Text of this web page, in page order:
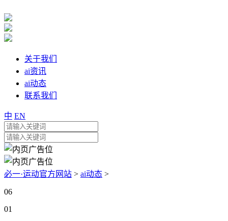
关于我们
ai资讯
ai动态
联系我们
中 EN
必一·运动官方网站 > ai动态 >
06
01